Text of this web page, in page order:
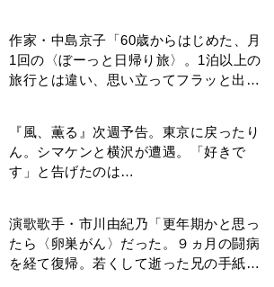
作家・中島京子「60歳からはじめた、月
1回の〈ぼーっと日帰り旅〉。1泊以上の
旅行とは違い、思い立ってフラッと出か
『風、薫る』次週予告。東京に戻ったり
ん。シマケンと横沢が遭遇。「好きで
す」と告げたのは…
演歌歌手・市川由紀乃「更年期かと思っ
たら〈卵巣がん〉だった。９ヵ月の闘病
を経て復帰。若くして逝った兄の手紙を